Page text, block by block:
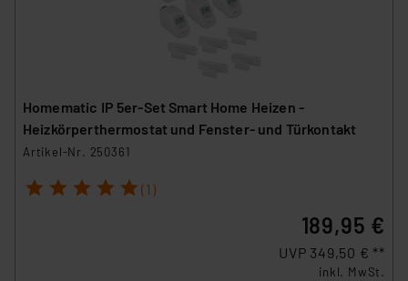
Homematic IP 5er-Set Smart Home Heizen -
Heizkörperthermostat und Fenster- und Türkontakt
Artikel-Nr. 250361
1 2 3 4 5 (1)
189,95 €
UVP 349,50 € **
inkl. MwSt.